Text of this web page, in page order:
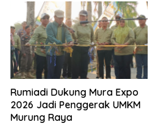
Rumiadi Dukung Mura Expo
2026 Jadi Penggerak UMKM
Murung Raya